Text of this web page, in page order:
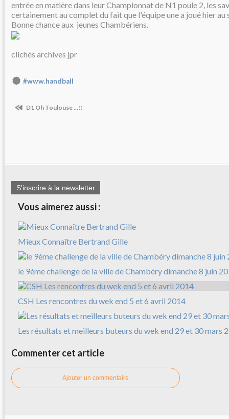
entrée en matière dans leur Championnat de N1 poule 2, les
certainement au complet du fait que l'équipe une a joué hier au
Bonne chance aux jeunes Chambériens.
clichés archives jpr
#www.handball
D1 Oh Toulouse ...!!
S'inscrire à la newsletter
Vous aimerez aussi :
Mieux Connaître Bertrand Gille
le 9ème challenge de la ville de Chambéry dimanche 8 juin
CSH Les rencontres du wek end 5 et 6 avril 2014
Les résultats et meilleurs buteurs du wek end 29 et 30 mars
Commenter cet article
Ajouter un commentaire